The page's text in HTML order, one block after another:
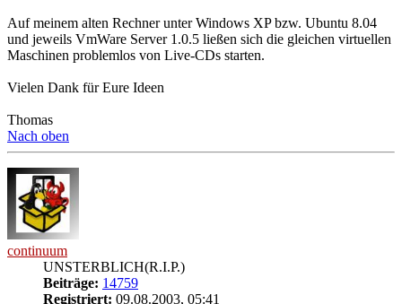
Auf meinem alten Rechner unter Windows XP bzw. Ubuntu 8.04
und jeweils VmWare Server 1.0.5 ließen sich die gleichen virtuellen
Maschinen problemlos von Live-CDs starten.
Vielen Dank für Eure Ideen
Thomas
Nach oben
continuum
UNSTERBLICH(R.I.P.)
Beiträge: 14759
Registriert: 09.08.2003, 05:41